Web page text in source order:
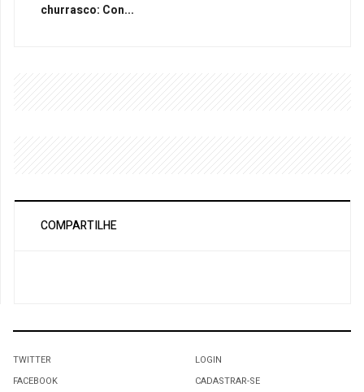
churrasco: Con...
COMPARTILHE
TWITTER
FACEBOOK
LOGIN
CADASTRAR-SE